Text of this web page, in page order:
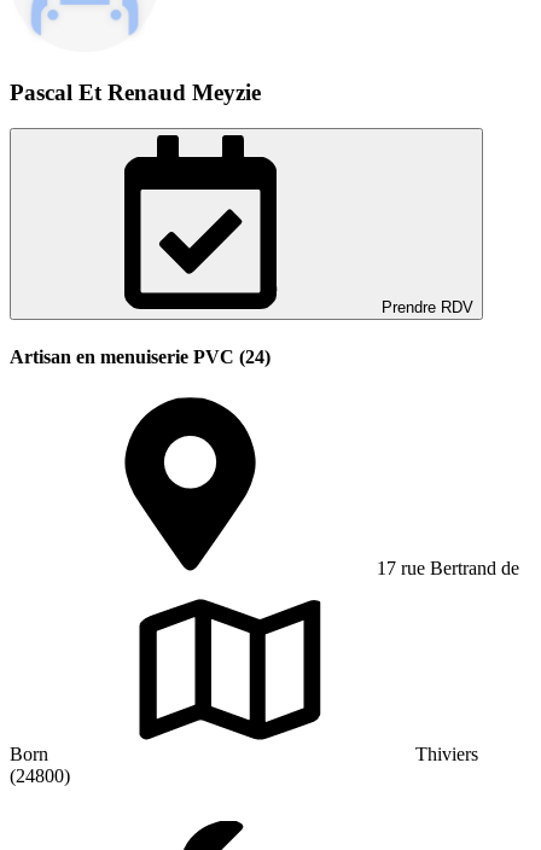
Pascal Et Renaud Meyzie
Prendre RDV
Artisan en menuiserie PVC (24)
17 rue Bertrand de
Born
Thiviers
(24800)